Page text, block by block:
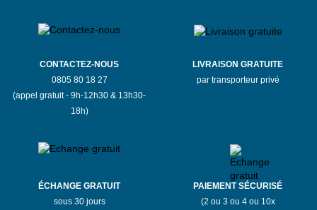
CONTACTEZ-NOUS
0805 80 18 27
(appel gratuit - 9h-12h30 & 13h30-
18h)
LIVRAISON GRATUITE
par transporteur privé
ÉCHANGE GRATUIT
sous 30 jours
PAIEMENT SÉCURISÉ
(2 ou 3 ou 4 ou 10x